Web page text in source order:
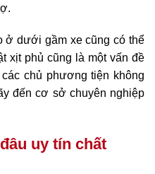
ở dưới gầm xe cũng có thể
xịt phủ cũng là một vấn đề
chủ phương tiện không
đến cơ sở chuyên nghiệp
uy tín chất